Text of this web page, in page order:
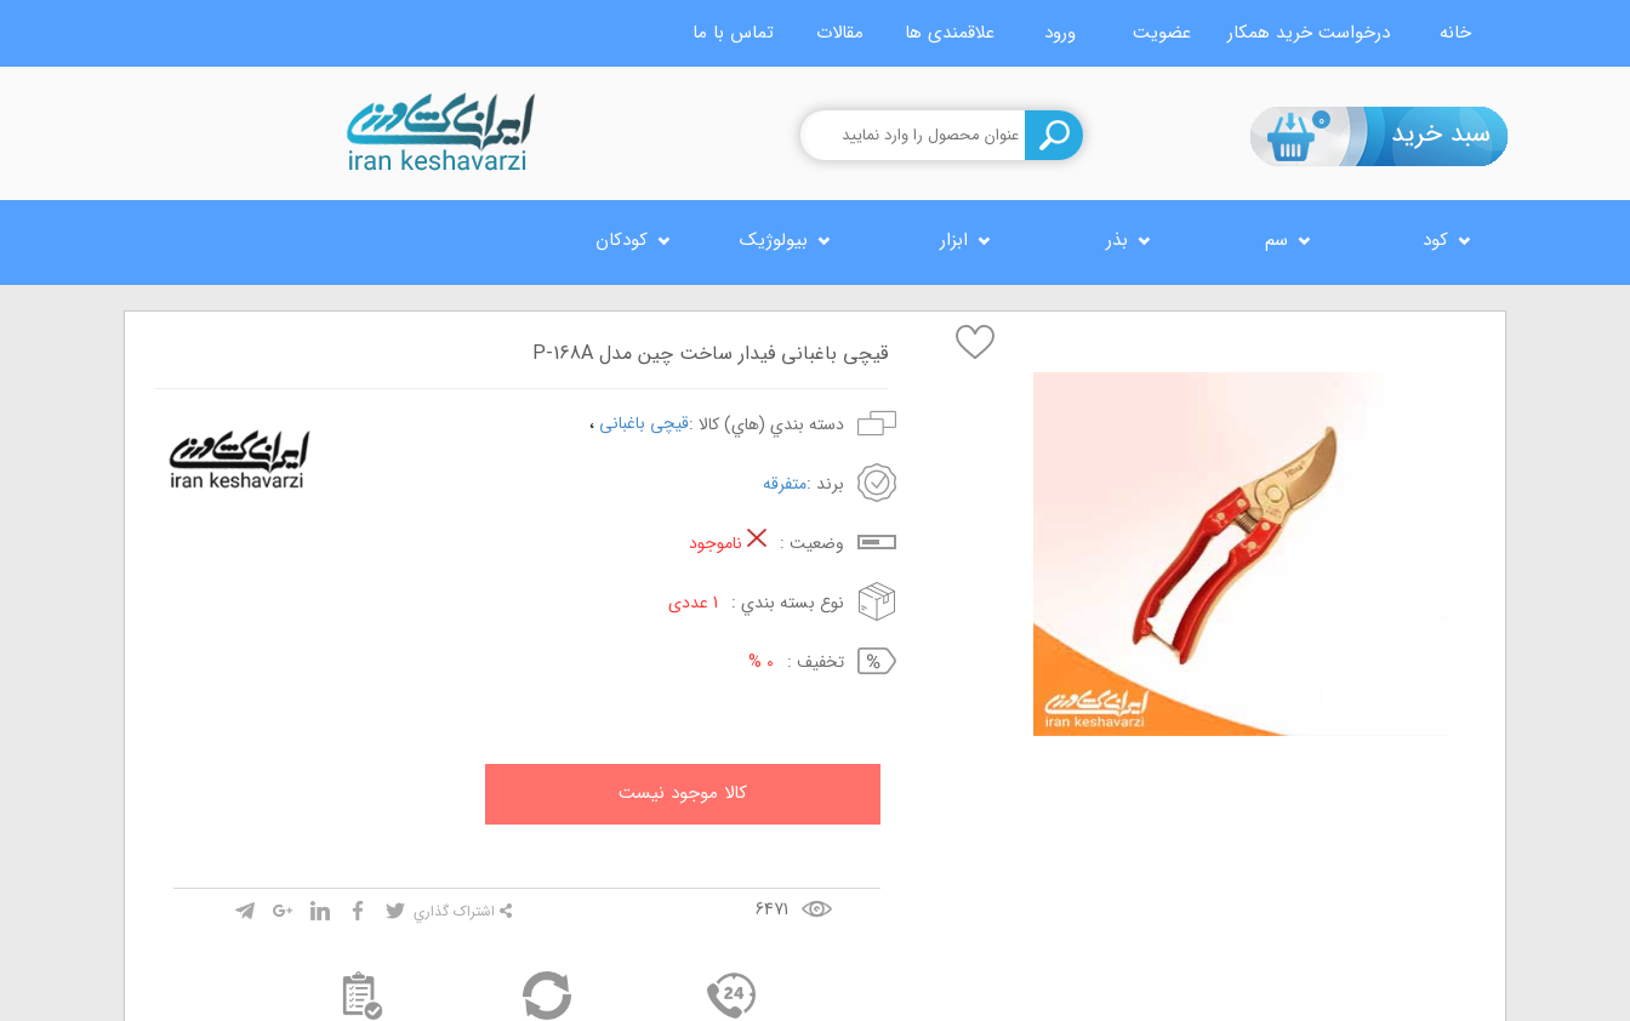
تماس با ما مقالات علاقمندی ها ورود عضویت درخواست خرید همکار خانه
0
کود سم بذر ابزار بیولوژیک کودکان
قیچی باغبانی فیدار ساخت چین مدل P-168A
دسته بندي (هاي) کالا :قیچی باغبانی ،
برند :متفرقه
وضعيت : ناموجود
نوع بسته بندي : 1 عددی
تخفيف : 0 %
کالا موجود نيست
6471 اشتراک گذاري